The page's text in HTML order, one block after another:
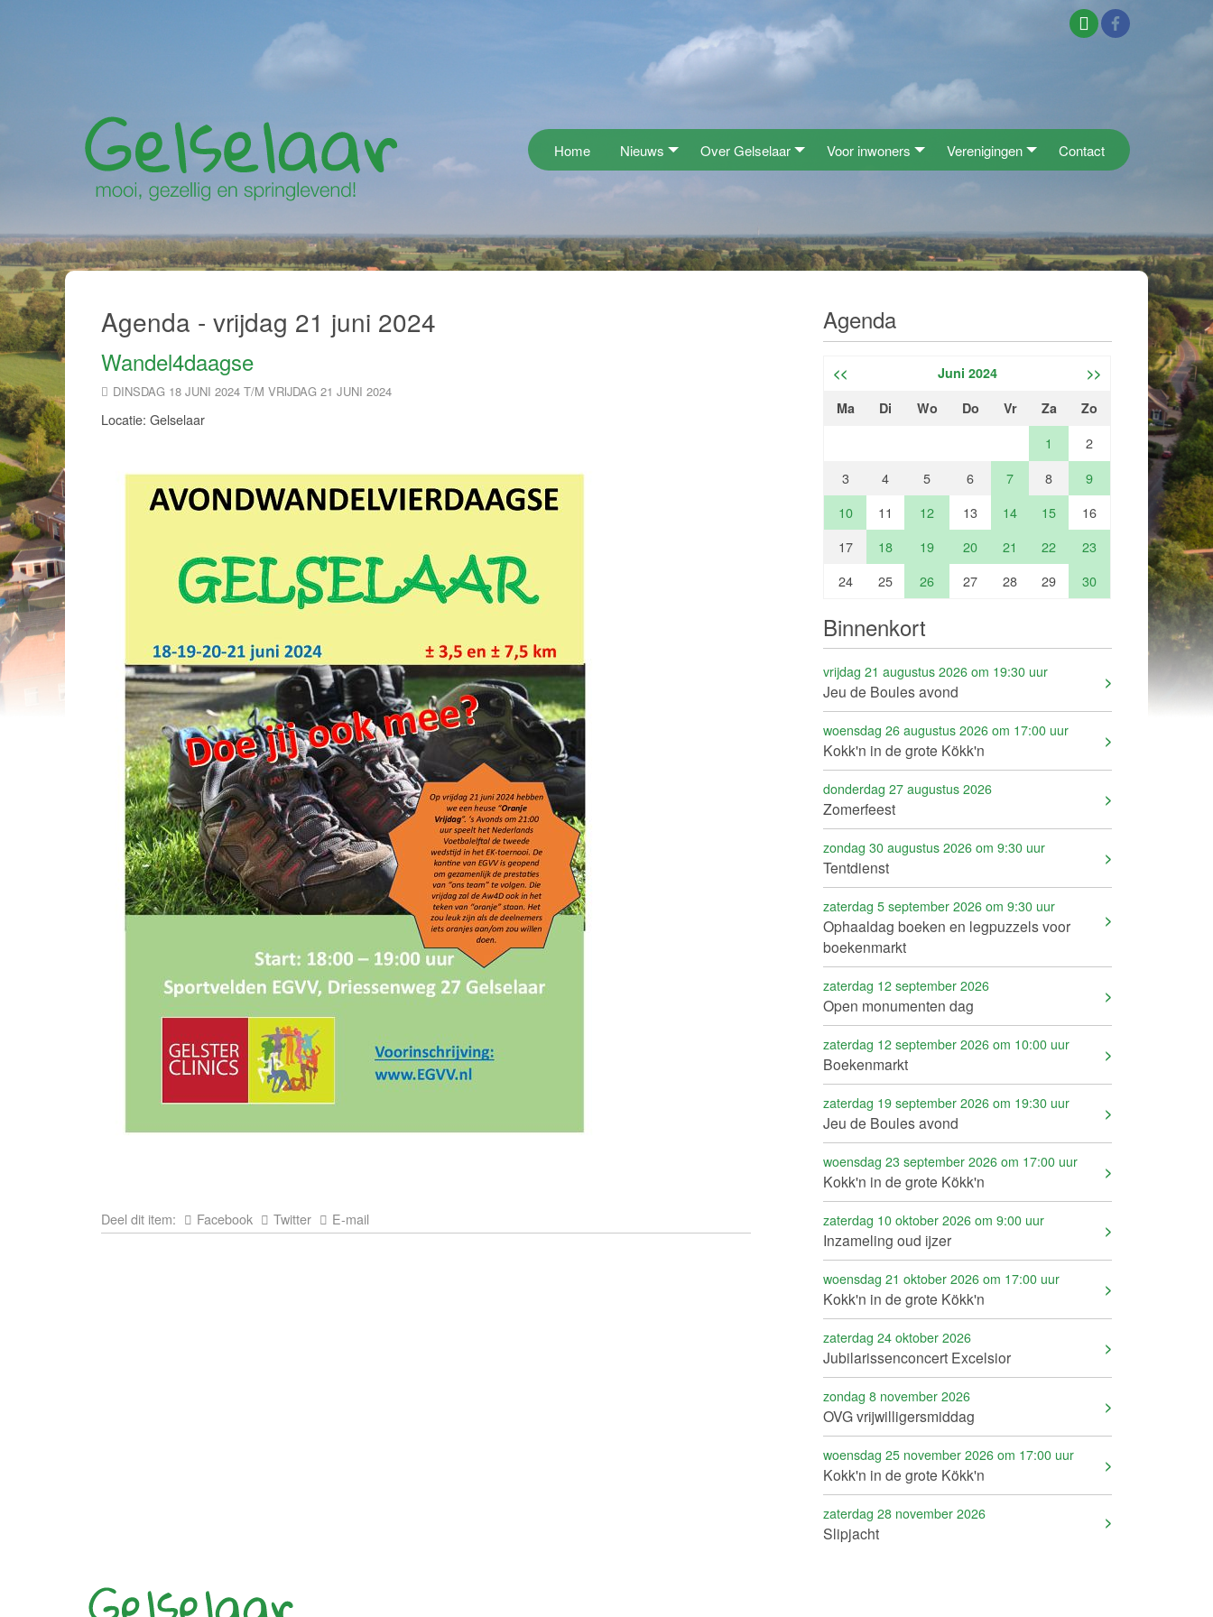
Home Nieuws Over Gelselaar Voor inwoners Verenigingen Contact
Agenda - vrijdag 21 juni 2024
Wandel4daagse
DINSDAG 18 JUNI 2024 T/M VRIJDAG 21 JUNI 2024
Locatie: Gelselaar
Deel dit item: Facebook Twitter E-mail
Agenda
<< Juni 2024
>>
Ma
Di Wo Do Vr Za Zo
1
2
3
4 5 6 7 8
9
10
11 12 13 14 15
16
17
18 19 20 21 22
23
24
25 26 27 28 29 30
Binnenkort
vrijdag 21 augustus 2026 om 19:30 uur
Jeu de Boules avond
woensdag 26 augustus 2026 om 17:00 uur
Kokk'n in de grote Kökk'n
donderdag 27 augustus 2026
Zomerfeest
zondag 30 augustus 2026 om 9:30 uur
Tentdienst
zaterdag 5 september 2026 om 9:30 uur
Ophaaldag boeken en legpuzzels voor
boekenmarkt
zaterdag 12 september 2026
Open monumenten dag
zaterdag 12 september 2026 om 10:00 uur
Boekenmarkt
zaterdag 19 september 2026 om 19:30 uur
Jeu de Boules avond
woensdag 23 september 2026 om 17:00 uur
Kokk'n in de grote Kökk'n
zaterdag 10 oktober 2026 om 9:00 uur
Inzameling oud ijzer
woensdag 21 oktober 2026 om 17:00 uur
Kokk'n in de grote Kökk'n
zaterdag 24 oktober 2026
Jubilarissenconcert Excelsior
zondag 8 november 2026
OVG vrijwilligersmiddag
woensdag 25 november 2026 om 17:00 uur
Kokk'n in de grote Kökk'n
zaterdag 28 november 2026
Slipjacht